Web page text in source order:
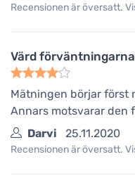
Recensionen är översatt.
Värd förväntningarna
Mätningen börjar först
Annars motsvarar den
Darvi
25.11.2020
Recensionen är översatt.